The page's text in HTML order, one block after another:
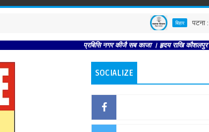
बिहार पटना : बेगूसराय
प्रबिसि नगर कीजै सब काजा । हृदय राखि कौशलपुर राजा।।
SOCIALIZE